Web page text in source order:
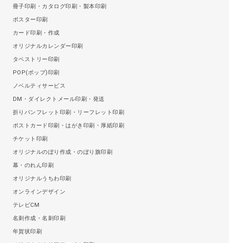
冊子印刷・カタログ印刷・製本印刷
ポスター印刷
カード印刷・作成
オリジナルカレンダー印刷
タペストリー印刷
POP(ポップ)印刷
ノベルティサービス
DM・ダイレクトメール印刷・発送
折りパンフレット印刷・リーフレット印刷
ポストカード印刷・はがき印刷・厚紙印刷
チケット印刷
オリジナルのぼり作成・のぼり旗印刷
幕・のれん印刷
オリジナルうちわ印刷
オンラインデザイン
テレビCM
名刺作成・名刺印刷
年賀状印刷